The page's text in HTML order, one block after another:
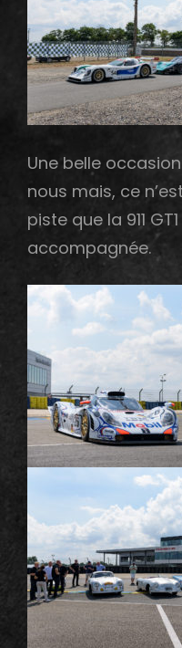
Une belle
nous mais, ce
piste que la 911
accompagnée.